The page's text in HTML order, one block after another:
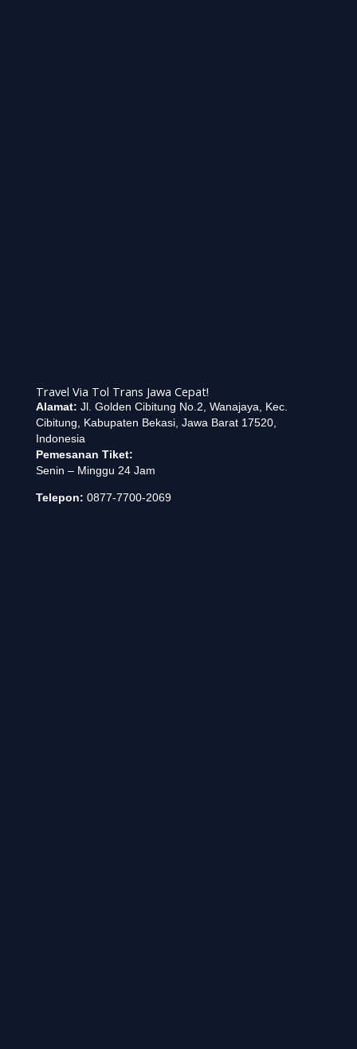
Travel Via Tol Trans Jawa Cepat!
Alamat: Jl. Golden Cibitung No.2, Wanajaya, Kec.
Cibitung, Kabupaten Bekasi, Jawa Barat 17520,
Indonesia
Pemesanan Tiket:
Senin – Minggu 24 Jam
Telepon: 0877-7700-2069